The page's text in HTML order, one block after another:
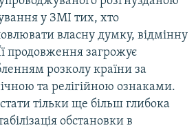
у ЗМІ тих, хто
власну думку, відмінну
продовження загрожує
розколу країни за
та релігійною ознаками.
тільки ще більш глибока
обстановки в